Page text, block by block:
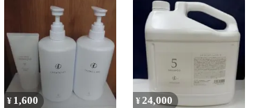
¥ 1,600 ¥24,000